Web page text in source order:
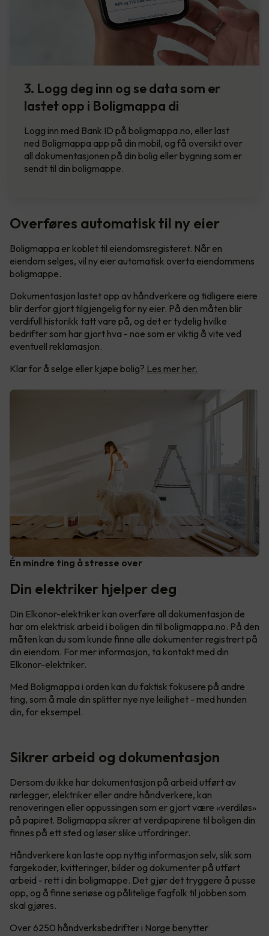
3. Logg deg inn og se data som er
lastet opp i Boligmappa di
Logg inn med Bank ID på boligmappa.no, eller last
ned Boligmappa app på din mobil, og få oversikt over
all dokumentasjonen på din bolig eller bygning som er
sendt til din boligmappe.
Overføres automatisk til ny eier
Boligmappa er koblet til eiendomsregisteret. Når en
eiendom selges, vil ny eier automatisk overta eiendommens
boligmappe.
Dokumentasjon lastet opp av håndverkere og tidligere eiere
blir derfor gjort tilgjengelig for ny eier. På den måten blir
verdifull historikk tatt vare på, og det er tydelig hvilke
bedrifter som har gjort hva - noe som er viktig å vite ved
eventuell reklamasjon.
Klar for å selge eller kjøpe bolig? Les mer her.
Én mindre ting å stresse over
Din elektriker hjelper deg
Din Elkonor-elektriker kan overføre all dokumentasjon de
har om elektrisk arbeid i boligen din til boligmappa.no. På den
måten kan du som kunde finne alle dokumenter registrert på
din eiendom. For mer informasjon, ta kontakt med din
Elkonor-elektriker.
Med Boligmappa i orden kan du faktisk fokusere på andre
ting, som å male din splitter nye nye leilighet - med hunden
din, for eksempel.
Sikrer arbeid og dokumentasjon
Dersom du ikke har dokumentasjon på arbeid utført av
rørlegger, elektriker eller andre håndverkere, kan
renoveringen eller oppussingen som er gjort være «verdiløs»
på papiret. Boligmappa sikrer at verdipapirene til boligen din
finnes på ett sted og løser slike utfordringer.
Håndverkere kan laste opp nyttig informasjon selv, slik som
fargekoder, kvitteringer, bilder og dokumenter på utført
arbeid - rett i din boligmappe. Det gjør det tryggere å pusse
opp, og å finne seriøse og pålitelige fagfolk til jobben som
skal gjøres.
Over 6250 håndverksbedrifter i Norge benytter